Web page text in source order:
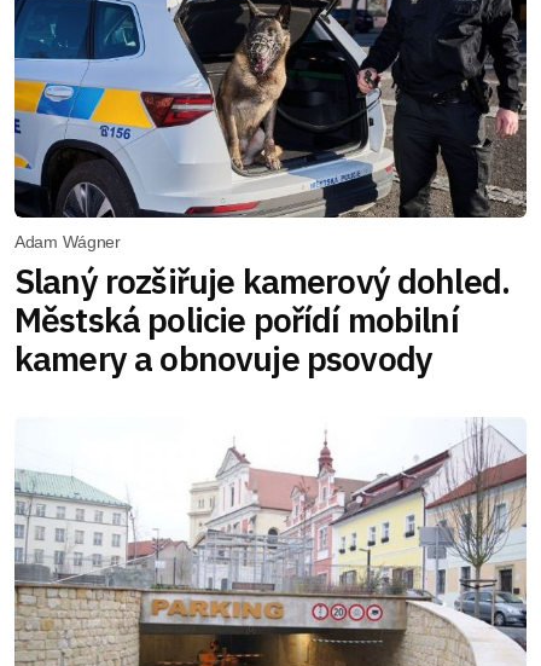
Adam Wágner
Slaný rozšiřuje kamerový dohled.
Městská policie pořídí mobilní
kamery a obnovuje psovody